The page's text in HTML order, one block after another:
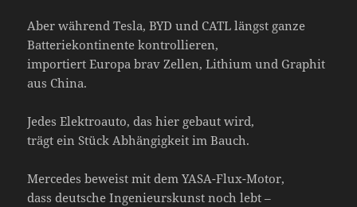
Aber während Tesla, BYD und CATL längst ganze
Batteriekontinente kontrollieren,
importiert Europa brav Zellen, Lithium und Graphit
aus China.
Jedes Elektroauto, das hier gebaut wird,
trägt ein Stück Abhängigkeit im Bauch.
Mercedes beweist mit dem YASA-Flux-Motor,
dass deutsche Ingenieurskunst noch lebt –